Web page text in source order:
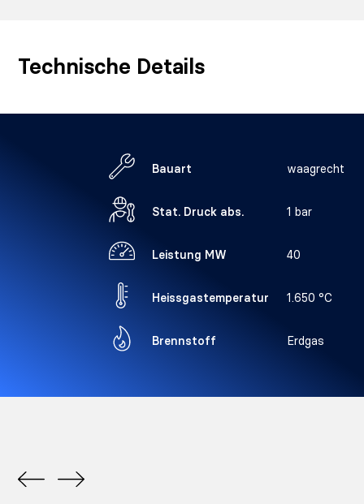
Technische Details
Bauart waagrecht
Stat. Druck abs. 1 bar
Leistung MW 40
Heissgastemperatur 1.650 °C
Brennstoff Erdgas